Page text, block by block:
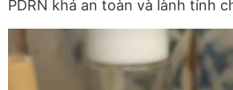
PDRN khá an toàn và lành tính